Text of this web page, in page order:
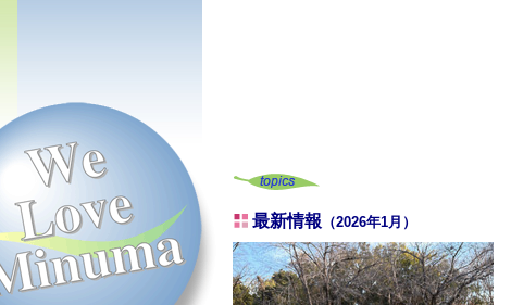
最新情報 （2026年1月）